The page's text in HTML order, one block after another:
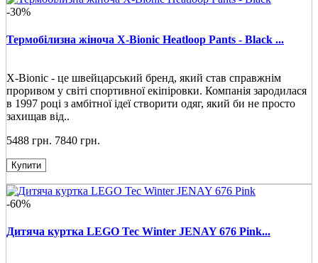
-30%
Термобілизна жіноча X-Bionic Heatloop Pants - Black ...
X-Bionic - це швейцарський бренд, який став справжнім
проривом у світі спортивної екіпіровки. Компанія зародилася
в 1997 році з амбітної ідеї створити одяг, який би не просто
захищав від..
5488 грн. 7840 грн.
Купити
-60%
Дитяча куртка LEGO Tec Winter JENAY 676 Pink...